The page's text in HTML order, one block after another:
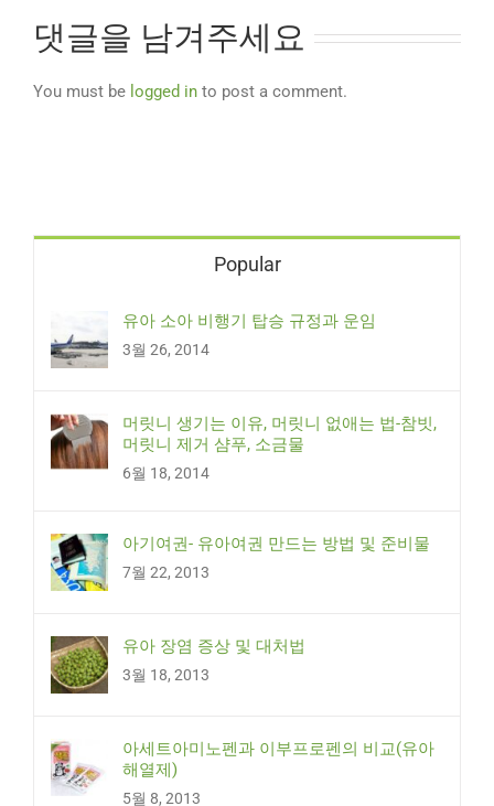
댓글을 남겨주세요
You must be logged in to post a comment.
Popular
유아 소아 비행기 탑승 규정과 운임
3월 26, 2014
머릿니 생기는 이유, 머릿니 없애는 법-참빗,
머릿니 제거 샴푸, 소금물
6월 18, 2014
아기여권- 유아여권 만드는 방법 및 준비물
7월 22, 2013
유아 장염 증상 및 대처법
3월 18, 2013
아세트아미노펜과 이부프로펜의 비교(유아
해열제)
5월 8, 2013